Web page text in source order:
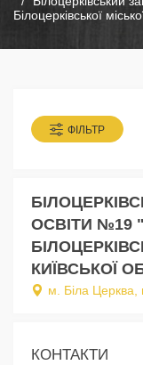
Білоцерківської
ФІЛЬТР
ОСВІТИ №19
КИЇВСЬКОЇ
м. Біла
КОНТАКТИ